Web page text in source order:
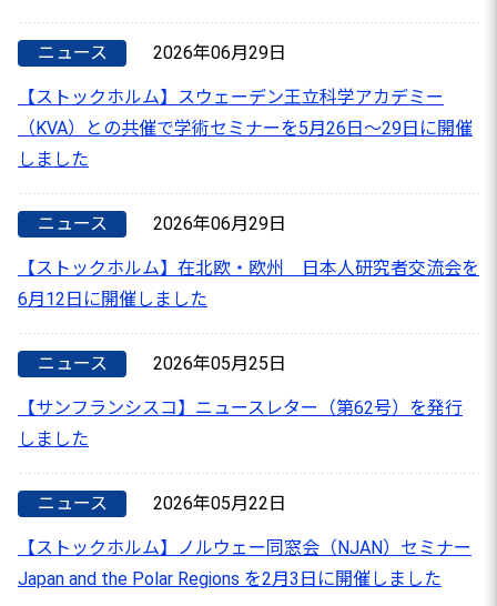
ニュース 2026年06月29日
【ストックホルム】スウェーデン王立科学アカデミー
（KVA）との共催で学術セミナーを5月26日～29日に開催
しました
ニュース 2026年06月29日
【ストックホルム】在北欧・欧州 日本人研究者交流会を
6月12日に開催しました
ニュース 2026年05月25日
【サンフランシスコ】ニュースレター（第62号）を発行
しました
ニュース 2026年05月22日
【ストックホルム】ノルウェー同窓会（NJAN）セミナー
Japan and the Polar Regions を2月3日に開催しました